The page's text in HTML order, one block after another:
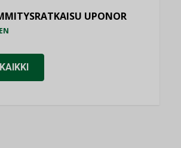
UPONOR